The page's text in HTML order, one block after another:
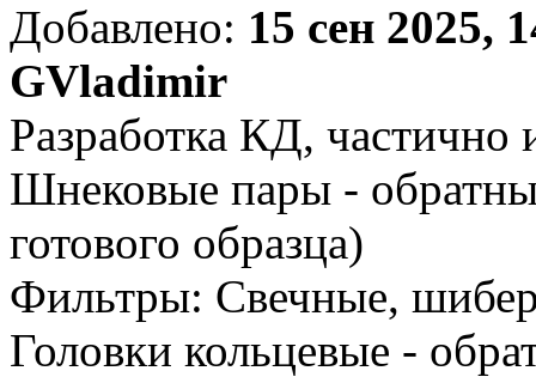
Добавлено: 15 сен 2025,
GVladimir
Разработка КД, частично
Шнековые пары -
готового образца)
Фильтры: Свечные,
Головки кольцевые -